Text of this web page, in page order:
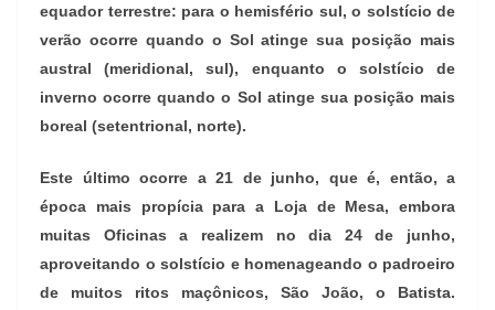
equador terrestre: para o hemisfério sul, o solstício de
verão ocorre quando o Sol atinge sua posição mais
austral (meridional, sul), enquanto o solstício de
inverno ocorre quando o Sol atinge sua posição mais
boreal (setentrional, norte).
Este último ocorre a 21 de junho, que é, então, a
época mais propícia para a Loja de Mesa, embora
muitas Oficinas a realizem no dia 24 de junho,
aproveitando o solstício e homenageando o padroeiro
de muitos ritos maçônicos, São João, o Batista.